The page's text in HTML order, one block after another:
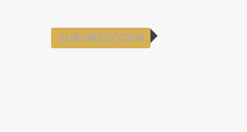
AGRONEGÓCIOS